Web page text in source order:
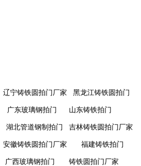
铸铁圆拍门厂家 黑龙江铸铁圆拍门
广东玻璃钢拍门 山东铸铁拍门
北管道钢制拍门 吉林铸铁圆拍门厂家
徽铸铁圆拍门厂家 福建铸铁拍门
广西玻璃钢拍门 铸铁圆拍门厂家